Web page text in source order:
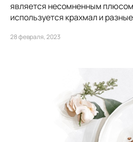
является несомненным
используется крахмал и
28 февраля, 2023